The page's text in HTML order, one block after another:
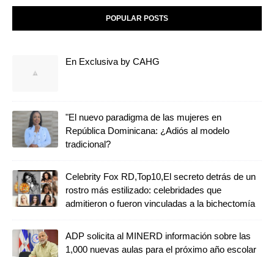
POPULAR POSTS
En Exclusiva by CAHG
"El nuevo paradigma de las mujeres en
República Dominicana: ¿Adiós al modelo
tradicional?
Celebrity Fox RD,Top10,El secreto detrás de un
rostro más estilizado: celebridades que
admitieron o fueron vinculadas a la bichectomía
ADP solicita al MINERD información sobre las
1,000 nuevas aulas para el próximo año escolar